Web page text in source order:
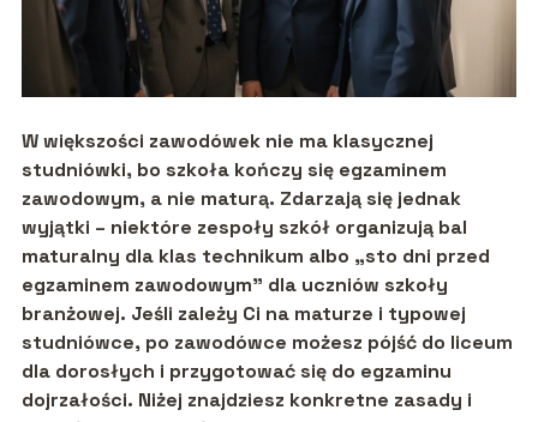
W większości zawodówek nie ma klasycznej
studniówki, bo szkoła kończy się egzaminem
zawodowym, a nie maturą. Zdarzają się jednak
wyjątki – niektóre zespoły szkół organizują bal
maturalny dla klas technikum albo „sto dni przed
egzaminem zawodowym” dla uczniów szkoły
branżowej. Jeśli zależy Ci na maturze i typowej
studniówce, po zawodówce możesz pójść do liceum
dla dorosłych i przygotować się do egzaminu
dojrzałości. Niżej znajdziesz konkretne zasady i